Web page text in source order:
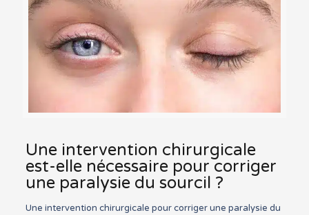
Une intervention chirurgicale
est-elle nécessaire pour corriger
une paralysie du sourcil ?
Une intervention chirurgicale pour corriger une paralysie du